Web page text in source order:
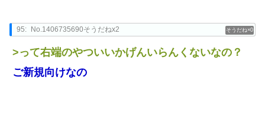
0
95: No.1406735690そうだねx2
>って右端のやついいかげんいらんくないなの？
ご新規向けなの